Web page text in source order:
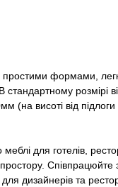
простими формами,
В стандартному розмірі
(на висоті від
для готелів,
для дизайнерів та